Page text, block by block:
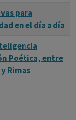
para
en el día a día
Poética, entre
Rimas